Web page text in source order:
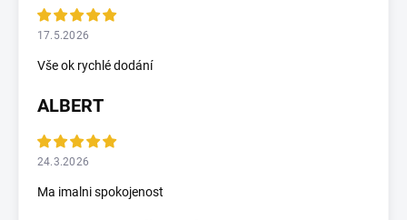
17.5.2026
Vše ok rychlé dodání
ALBERT
24.3.2026
Ma imalni spokojenost
🎁